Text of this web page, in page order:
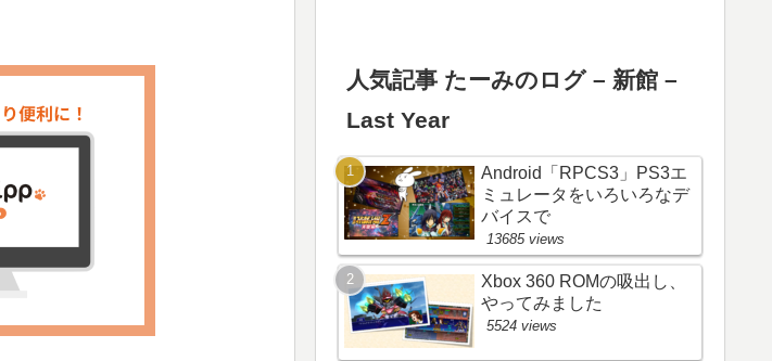
人気記事 たーみのログ – 新館 –
Last Year
Android「RPCS3」PS3エ
ミュレータをいろいろなデ
バイスで
13685 views
Xbox 360 ROMの吸出し、
やってみました
5524 views